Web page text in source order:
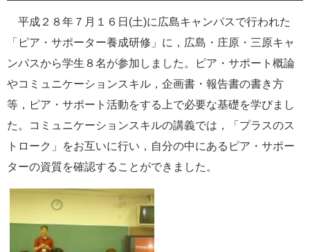
平成２８年７月１６日 (土)に広島キャンパスで行われた
「ピア・サポーター養成研修」に，広島・庄原・三原キャ
ンパスから学生８名が参加しました。ピア・サポート概論
やコミュニケーションスキル，企画書・報告書の書き方
等，ピア・サポート活動をする上で必要な基礎を学びまし
た。コミュニケーションスキルの講義では，「プラスのス
トローク」をお互いに行い，自分の中にあるピア・サポー
ターの資質を確認することができました。